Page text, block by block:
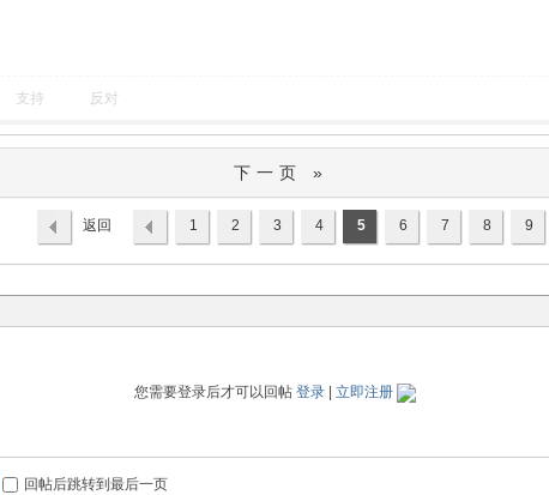
支持 反对
下一页 »
1 2 3 4 5 6 7 8 9
返回
您需要登录后才可以回帖 登录 立即注册
回帖后跳转到最后一页